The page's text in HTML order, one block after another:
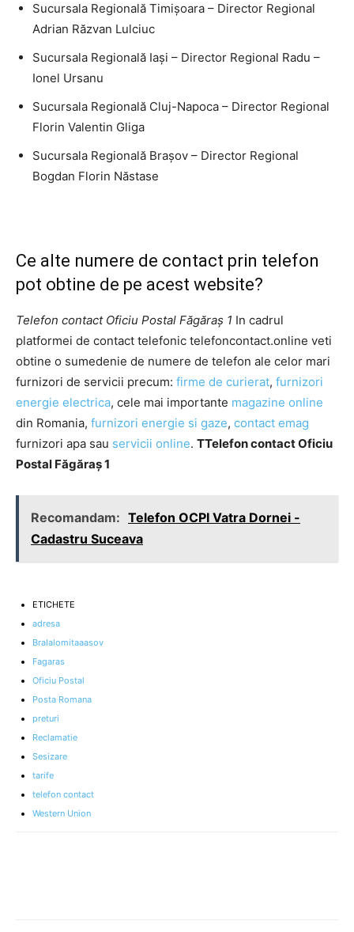
Sucursala Regională Timişoara – Director Regional
Adrian Răzvan Lulciuc
Sucursala Regională Iaşi – Director Regional Radu –
Ionel Ursanu
Sucursala Regională Cluj-Napoca – Director Regional
Florin Valentin Gliga
Sucursala Regională Braşov – Director Regional
Bogdan Florin Năstase
Ce alte numere de contact prin telefon
pot obtine de pe acest website?
Telefon contact Oficiu Postal Făgăraş 1 In cadrul
platformei de contact telefonic telefoncontact.online veti
obtine o sumedenie de numere de telefon ale celor mari
furnizori de servicii precum: firme de curierat, furnizori
energie electrica, cele mai importante magazine online
din Romania, furnizori energie si gaze, contact emag
furnizori apa sau servicii online. TTelefon contact Oficiu
Postal Făgăraş 1
Recomandam: Telefon OCPI Vatra Dornei -
Cadastru Suceava
ETICHETE
adresa
BraIalomitaaasov
Fagaras
Oficiu Postal
Posta Romana
preturi
Reclamatie
Sesizare
tarife
telefon contact
Western Union